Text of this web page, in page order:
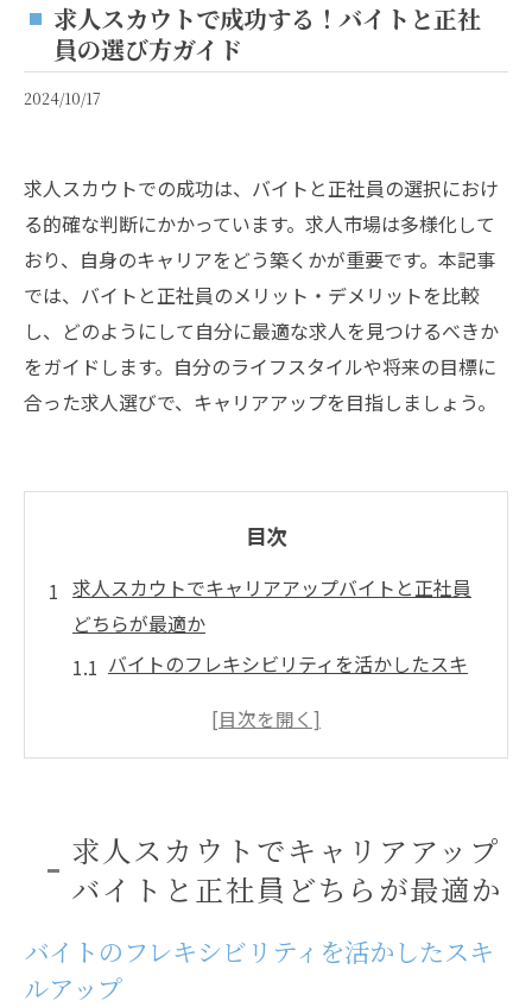
求人スカウトで成功する！バイトと正社
員の選び方ガイド
2024/10/17
求人スカウトでの成功は、バイトと正社員の選択におけ
る的確な判断にかかっています。求人市場は多様化して
おり、自身のキャリアをどう築くかが重要です。本記事
では、バイトと正社員のメリット・デメリットを比較
し、どのようにして自分に最適な求人を見つけるべきか
をガイドします。自分のライフスタイルや将来の目標に
合った求人選びで、キャリアアップを目指しましょう。
目次
求人スカウトでキャリアアップバイトと正社員
どちらが最適か
バイトのフレキシビリティを活かしたスキ
正社員の安定性がもたらすキャリアのメリ
ける
ライフステージに応じた求人選びの重要性
バイトと正社員の長所を比較しよう
求人スカウトでキャリアアップ
バイトと正社員どちらが最適か
バイトのフレキシビリティを活かしたスキ
ルアップ